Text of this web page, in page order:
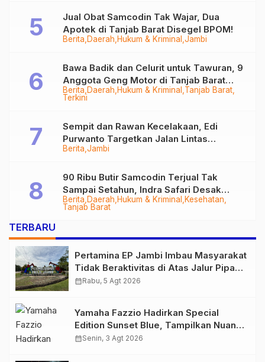
Berita Daerah Hukum & Kriminal Jambi
Jual Obat Samcodin Tak Wajar, Dua
Apotek di Tanjab Barat Disegel BPOM!
Berita Daerah Hukum & Kriminal Tanjab Barat
Terkini
Bawa Badik dan Celurit untuk Tawuran, 9
Anggota Geng Motor di Tanjab Barat
Diringkus
Berita Jambi
Sempit dan Rawan Kecelakaan, Edi
Purwanto Targetkan Jalan Lintas
Tungkal-Jambi Mulus di 2028
Berita Daerah Hukum & Kriminal
Kesehatan
Tanjab Barat
90 Ribu Butir Samcodin Terjual Tak
Sampai Setahun, Indra Safari Desak
Audit Menyeluruh
TERBARU
Pertamina EP Jambi Imbau Masyarakat
Tidak Beraktivitas di Atas Jalur Pipa
Migas Demi Keselamatan Bersama
calendar_monthRabu, 5 Agt 2026
Yamaha Fazzio Hadirkan Special
Edition Sunset Blue, Tampilkan Nuansa
Retro Summer yang Semakin Skena
calendar_monthSenin, 3 Agt 2026